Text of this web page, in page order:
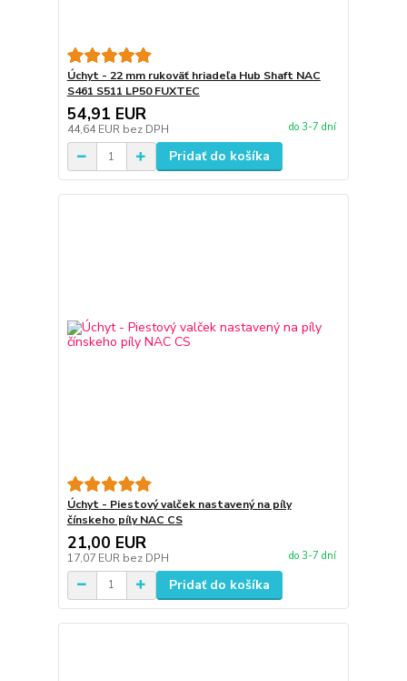
Úchyt - 22 mm rukoväť hriadeľa Hub Shaft NAC
S461 S511 LP50 FUXTEC
54,91 EUR
44,64 EUR bez DPH do 3-7 dní
Pridať do košíka
Úchyt - Piestový valček nastavený na píly
čínskeho píly NAC CS
21,00 EUR
17,07 EUR bez DPH do 3-7 dní
Pridať do košíka